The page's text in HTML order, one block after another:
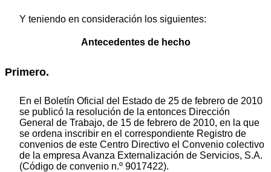
Y teniendo en consideración los siguientes:
Antecedentes de hecho
Primero.
En el Boletín Oficial del Estado de 25 de febrero de 2010
se publicó la resolución de la entonces Dirección
General de Trabajo, de 15 de febrero de 2010, en la que
se ordena inscribir en el correspondiente Registro de
convenios de este Centro Directivo el Convenio colectivo
de la empresa Avanza Externalización de Servicios, S.A.
(Código de convenio n.º 9017422).